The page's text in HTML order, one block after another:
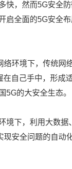
快，然而5G安全
启全面的5G安全
环境下，传统网
在自己手中，形成
5G的大安全生态。
境下，利用大数
安全问题的自动